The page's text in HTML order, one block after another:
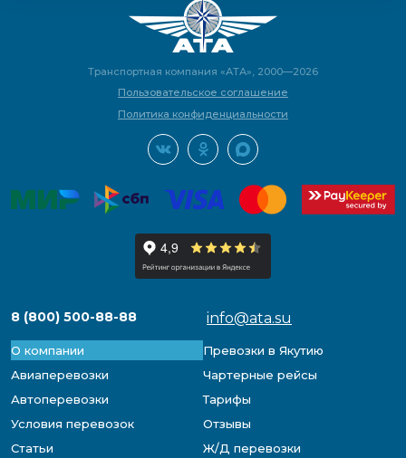
Транспортная компания «АТА», 2000—2026
Пользовательское соглашение
Политика конфиденциальности
8 (800) 500-88-88 info@ata.su
О компании
Превозки в Якутию
Авиаперевозки
Чартерные рейсы
Автоперевозки
Тарифы
Условия перевозок
Отзывы
Статьи
Ж/Д перевозки